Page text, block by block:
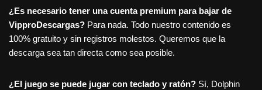
¿Es necesario tener una cuenta premium para bajar de
VipproDescargas? Para nada. Todo nuestro contenido es
100% gratuito y sin registros molestos. Queremos que la
descarga sea tan directa como sea posible.
¿El juego se puede jugar con teclado y ratón? Sí, Dolphin